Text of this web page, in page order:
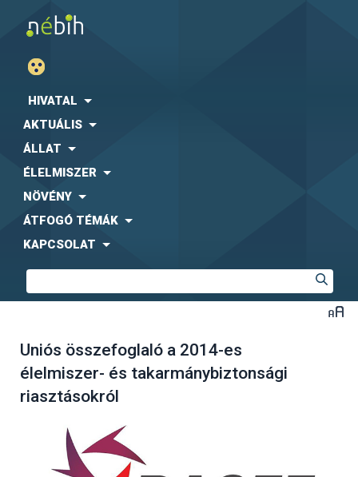
HIVATAL
AKTUÁLIS
ÁLLAT
ÉLELMISZER
NÖVÉNY
ÁTFOGÓ TÉMÁK
KAPCSOLAT
Uniós összefoglaló a 2014-es
élelmiszer- és takarmánybiztonsági
riasztásokról